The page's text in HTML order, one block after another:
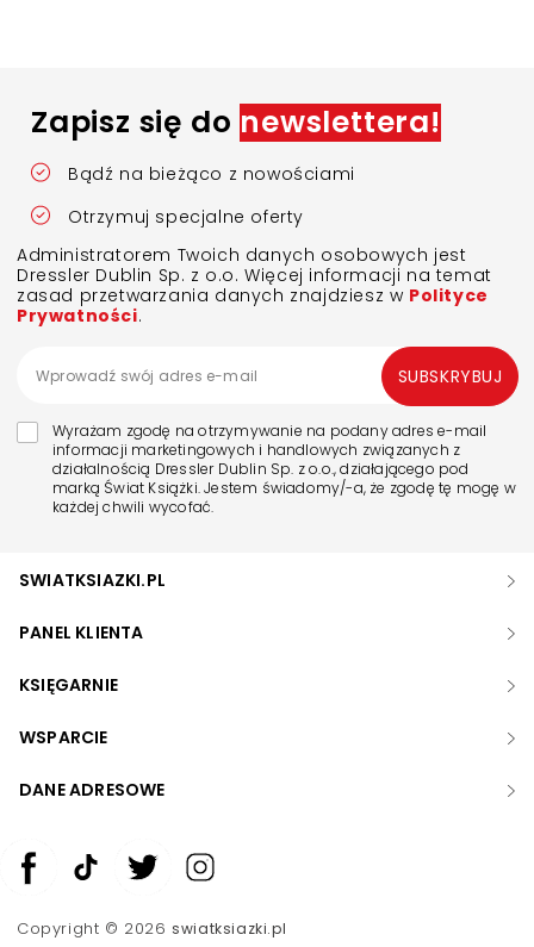
Zapisz się do newslettera!
Bądź na bieżąco z nowościami
Otrzymuj specjalne oferty
Administratorem Twoich danych osobowych jest
Dressler Dublin Sp. z o.o. Więcej informacji na temat
zasad przetwarzania danych znajdziesz w Polityce
Prywatności.
Wyrażam zgodę na otrzymywanie na podany adres e-mail
informacji marketingowych i handlowych związanych z
działalnością Dressler Dublin Sp. z o.o., działającego pod
marką Świat Książki. Jestem świadomy/-a, że zgodę tę mogę w
każdej chwili wycofać.
SUBSKRYBUJ
SWIATKSIAZKI.PL
PANEL KLIENTA
KSIĘGARNIE
WSPARCIE
DANE ADRESOWE
Copyright © 2026swiatksiazki.pl
Zwiększ rozmiar czcionki